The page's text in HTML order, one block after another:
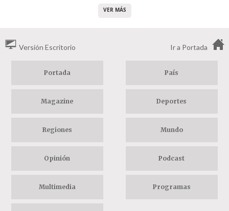
VER MÁS
Versión Escritorio Ir a Portada
Portada País
Magazine Deportes
Regiones Mundo
Opinión Podcast
Multimedia Programas